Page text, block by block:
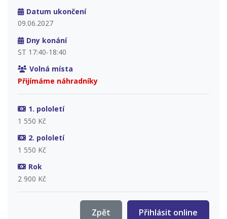
Datum ukončení
09.06.2027
Dny konání
ST 17:40-18:40
Volná místa
Přijímáme náhradníky
1. pololetí
1 550 Kč
2. pololetí
1 550 Kč
Rok
2 900 Kč
Přihlásit online
Zpět